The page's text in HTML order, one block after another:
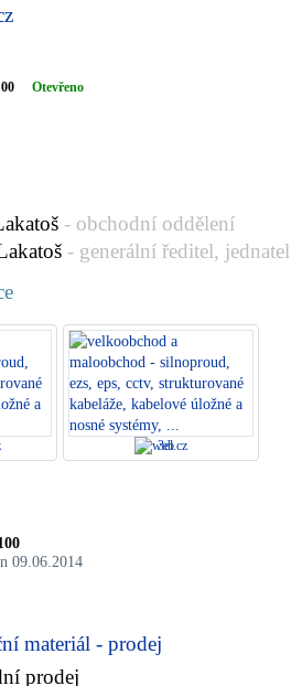
Otevřeno
- obchodní oddělení
- generální ředitel, jednatel
3el.cz
09.06.2014
materiál - prodej
prodej